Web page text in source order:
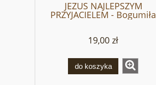
JEZUS NAJLEPSZYM
PRZYJACIELEM - Bogumiła
Wróblewska
19,00 zł
do koszyka